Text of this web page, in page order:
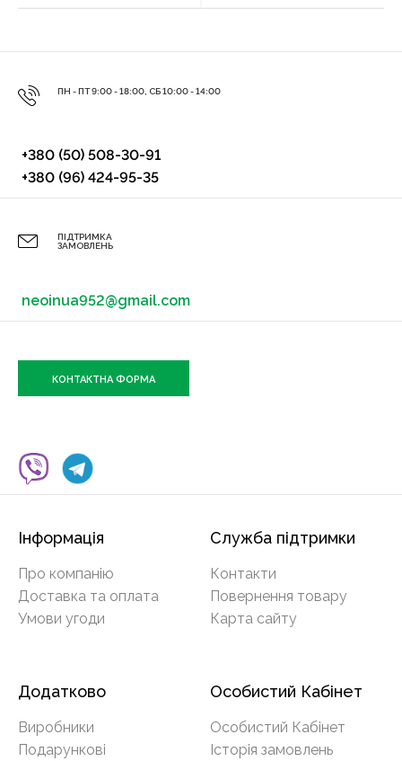
ПН - ПТ 9:00 - 18:00, СБ 10:00 - 14:00
+380 (50) 508-30-91
+380 (96) 424-95-35
ПІДТРИМКА
ЗАМОВЛЕНЬ
neoinua952@gmail.com
КОНТАКТНА ФОРМА
Інформація
Про компанію
Доставка та оплата
Умови угоди
Служба підтримки
Контакти
Повернення товару
Карта сайту
Додатково
Виробники
Подарункові
Особистий Кабінет
Особистий Кабінет
Історія замовлень